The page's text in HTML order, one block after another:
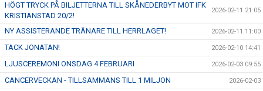
HÖGT TRYCK PÅ BILJETTERNA TILL SKÅNEDERBYT MOT IFK
KRISTIANSTAD 20/2!
2026-02-11 21:05
NY ASSISTERANDE TRÄNARE TILL HERRLAGET! 2026-02-11 11:00
TACK JONATAN! 2026-02-10 14:41
LJUSCEREMONI ONSDAG 4 FEBRUARI 2026-02-03 09:55
CANCERVECKAN - TILLSAMMANS TILL 1 MILJON 2026-02-03